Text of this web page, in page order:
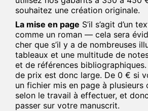
souhaitez une création originale.
La mise en page S’il s’agit d’un
comme un roman — cela sera
cher que s’il y a de nombreuses
tableaux et une multitude de
et de références
de prix est donc large. De 0 € si
un fichier mis en page à plusieurs
selon le travail à effectuer, et
passer sur votre manuscrit.